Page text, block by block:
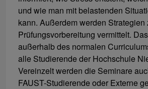
und wie man mit belastenden
kann. Außerdem werden Strategien
Prüfungsvorbereitung vermittelt.
außerhalb des normalen
alle Studierende der Hochschule
Vereinzelt werden die Seminare
FAUST-Studierende oder Externe